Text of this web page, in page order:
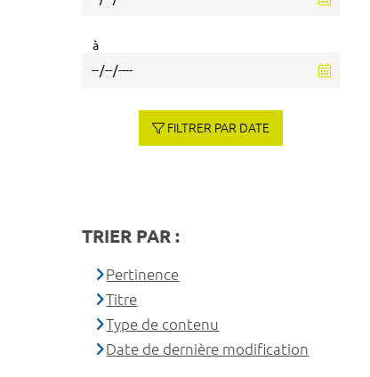
à
FILTRER PAR DATE
TRIER PAR :
Pertinence
Titre
Type de contenu
Date de dernière modification